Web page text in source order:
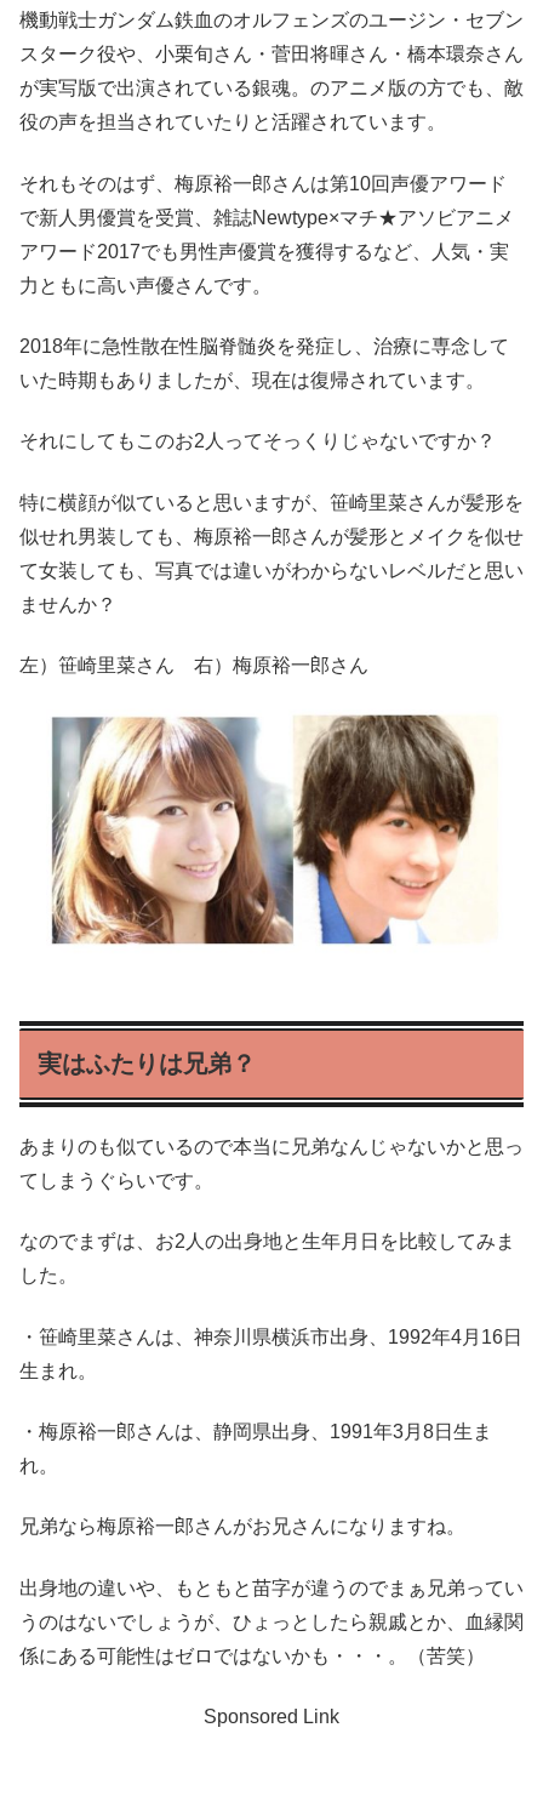
機動戦士ガンダム鉄血のオルフェンズのユージン・セブン
スターク役や、小栗旬さん・菅田将暉さん・橋本環奈さん
が実写版で出演されている銀魂。のアニメ版の方でも、敵
役の声を担当されていたりと活躍されています。
それもそのはず、梅原裕一郎さんは第10回声優アワード
で新人男優賞を受賞、雑誌Newtype×マチ★アソビアニメ
アワード2017でも男性声優賞を獲得するなど、人気・実
力ともに高い声優さんです。
2018年に急性散在性脳脊髄炎を発症し、治療に専念して
いた時期もありましたが、現在は復帰されています。
それにしてもこのお2人ってそっくりじゃないですか？
特に横顔が似ていると思いますが、笹崎里菜さんが髪形を
似せれ男装しても、梅原裕一郎さんが髪形とメイクを似せ
て女装しても、写真では違いがわからないレベルだと思い
ませんか？
左）笹崎里菜さん 右）梅原裕一郎さん
実はふたりは兄弟？
あまりのも似ているので本当に兄弟なんじゃないかと思っ
てしまうぐらいです。
なのでまずは、お2人の出身地と生年月日を比較してみま
した。
・笹崎里菜さんは、神奈川県横浜市出身、1992年4月16日
生まれ。
・梅原裕一郎さんは、静岡県出身、1991年3月8日生ま
れ。
兄弟なら梅原裕一郎さんがお兄さんになりますね。
出身地の違いや、もともと苗字が違うのでまぁ兄弟ってい
うのはないでしょうが、ひょっとしたら親戚とか、血縁関
係にある可能性はゼロではないかも・・・。（苦笑）
Sponsored Link